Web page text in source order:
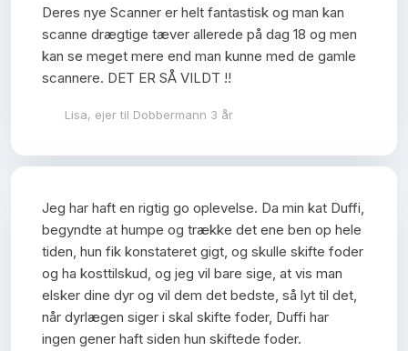
Deres nye Scanner er helt fantastisk og man kan
scanne drægtige tæver allerede på dag 18 og men
kan se meget mere end man kunne med de gamle
scannere. DET ER SÅ VILDT !!
Lisa, ejer til Dobbermann 3 år
Jeg har haft en rigtig go oplevelse. Da min kat Duffi,
begyndte at humpe og trække det ene ben op hele
tiden, hun fik konstateret gigt, og skulle skifte foder
og ha kosttilskud, og jeg vil bare sige, at vis man
elsker dine dyr og vil dem det bedste, så lyt til det,
når dyrlægen siger i skal skifte foder, Duffi har
ingen gener haft siden hun skiftede foder.